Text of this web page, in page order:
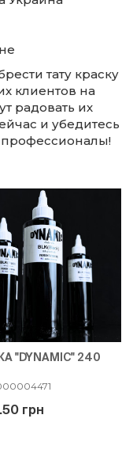
тату краску
клиентов на
радовать их
и убедитесь
профессионалы!
"DYNAMIC" 240
грн